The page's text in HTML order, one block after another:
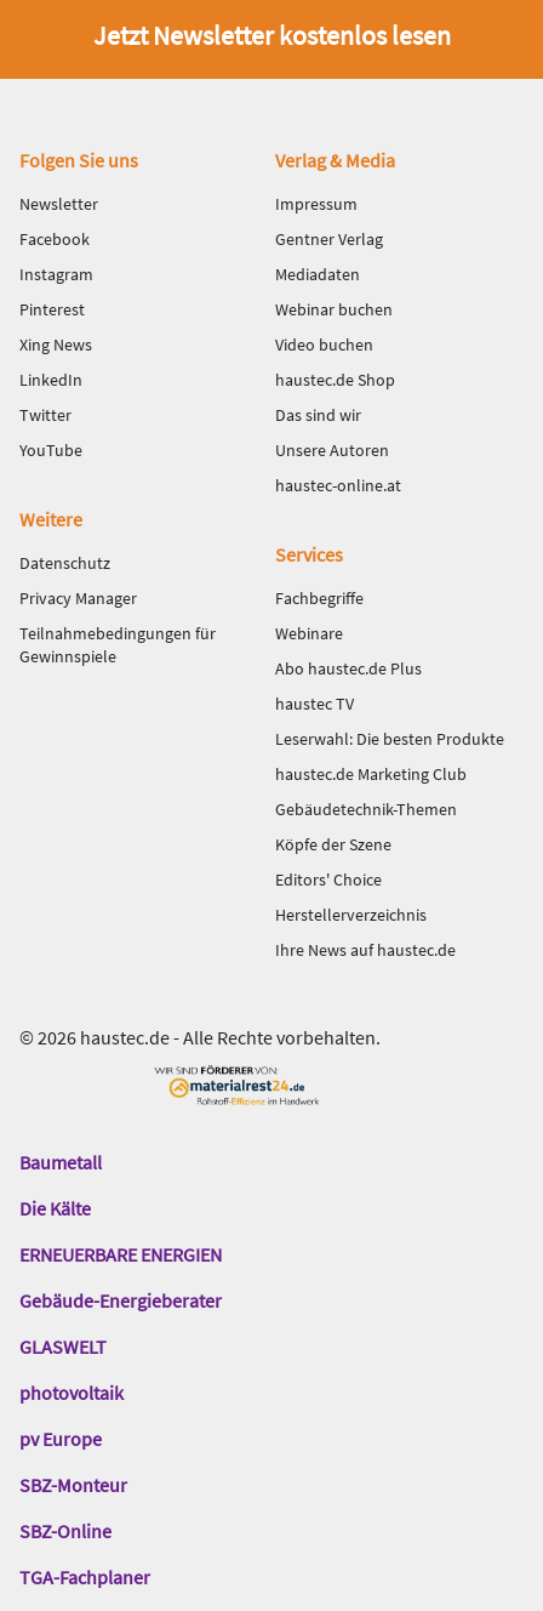
Jetzt Newsletter kostenlos lesen
Fußbereich
Folgen Sie uns
Newsletter
Facebook
Instagram
Pinterest
Xing News
LinkedIn
Twitter
YouTube
Verlag & Media
Impressum
Gentner Verlag
Mediadaten
Webinar buchen
Video buchen
haustec.de Shop
Das sind wir
Unsere Autoren
haustec-online.at
Weitere
Datenschutz
Privacy Manager
Teilnahmebedingungen für
Gewinnspiele
Services
Fachbegriffe
Webinare
Abo haustec.de Plus
haustec TV
Leserwahl: Die besten Produkte
haustec.de Marketing Club
Gebäudetechnik-Themen
Köpfe der Szene
Editors' Choice
Herstellerverzeichnis
Ihre News auf haustec.de
© 2026 haustec.de - Alle Rechte vorbehalten.
Das
Gentner
Baumetall
Die Kälte
ERNEUERBARE ENERGIEN
Gebäude-Energieberater
GLASWELT
photovoltaik
pv Europe
SBZ-Monteur
SBZ-Online
TGA-Fachplaner